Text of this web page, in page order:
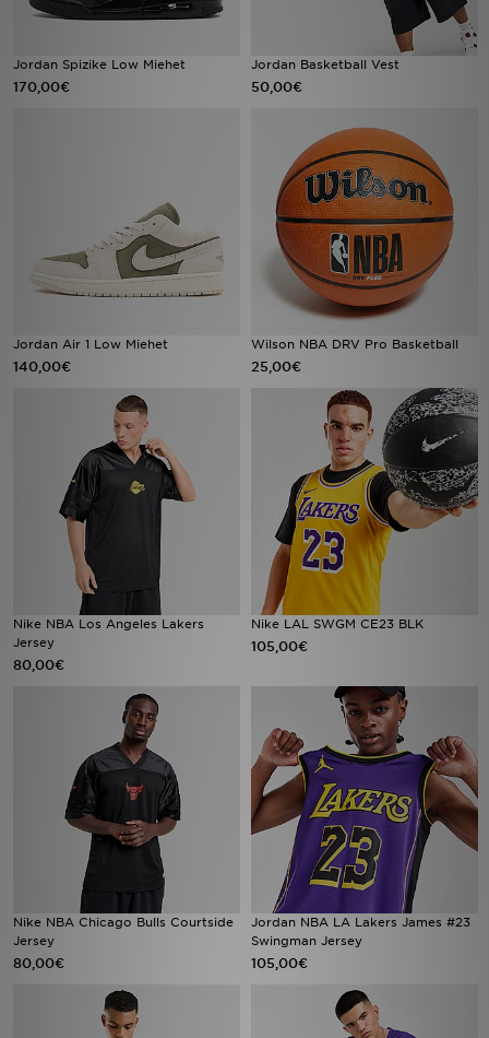
Jordan Spizike Low Miehet
170,00€
Jordan Basketball Vest
50,00€
Jordan Air 1 Low Miehet
140,00€
Wilson NBA DRV Pro Basketball
25,00€
Nike NBA Los Angeles Lakers
Jersey
80,00€
Nike LAL SWGM CE23 BLK
105,00€
Nike NBA Chicago Bulls Courtside
Jersey
80,00€
Jordan NBA LA Lakers James #23
Swingman Jersey
105,00€
Asiakaspalvelu ja tietoa